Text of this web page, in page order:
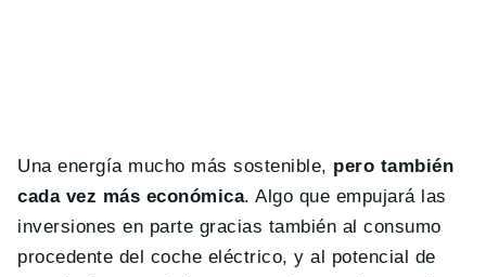
Una energía mucho más sostenible, pero también
cada vez más económica. Algo que empujará las
inversiones en parte gracias también al consumo
procedente del coche eléctrico, y al potencial de